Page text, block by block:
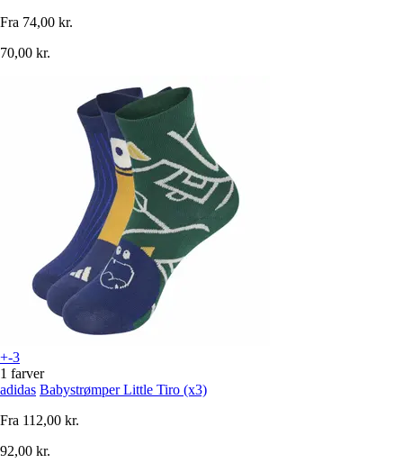
Fra 74,00 kr.
70,00 kr.
+-3
1 farver
adidas Babystrømper Little Tiro (x3)
Fra 112,00 kr.
92,00 kr.